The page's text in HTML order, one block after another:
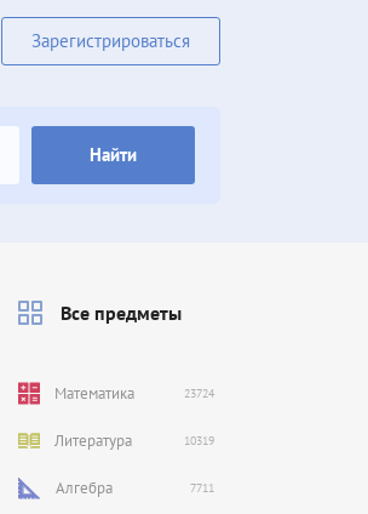
Зарегистрироваться
Найти
Все предметы
Математика 23724
Литература 10319
Алгебра 7711